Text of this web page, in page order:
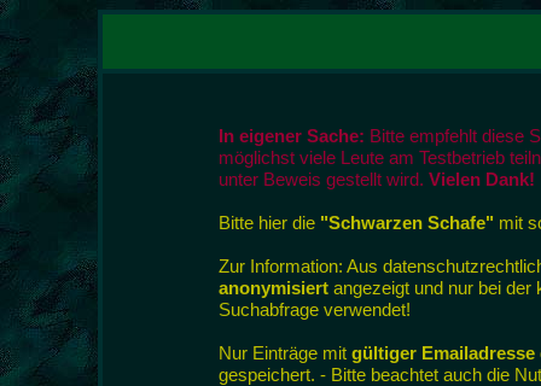
In eigener Sache: Bitte empfehlt diese
möglichst viele Leute am Testbetrieb
unter Beweis gestellt wird. Vielen Dank!
Bitte hier die "Schwarzen Schafe" mit
Zur Information: Aus
anonymisiert angezeigt und nur bei der
Suchabfrage verwendet!
Nur Einträge mit gültiger Emailadresse
gespeichert. - Bitte beachtet auch die